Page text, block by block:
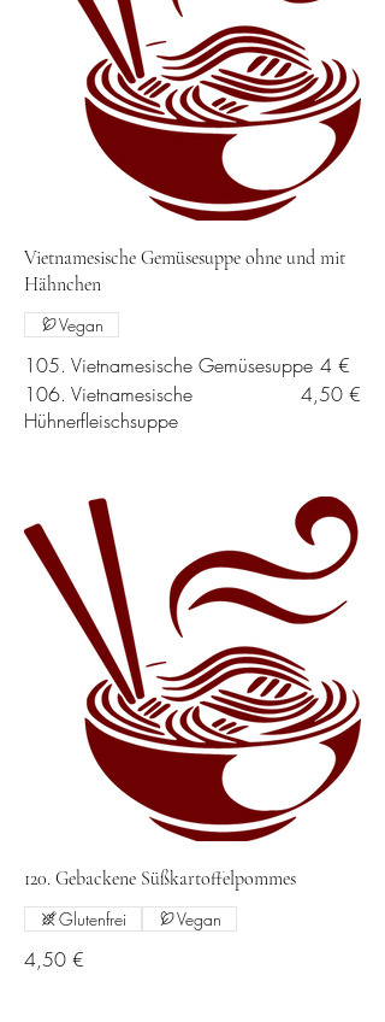
Vietnamesische Gemüsesuppe ohne und mit
Hähnchen
105. Vietnamesische Gemüsesuppe 4 €
106. Vietnamesische
Hühnerfleischsuppe
4,50 €
Vegan
120. Gebackene Süßkartoffelpommes
4,50 €
Glutenfrei Vegan